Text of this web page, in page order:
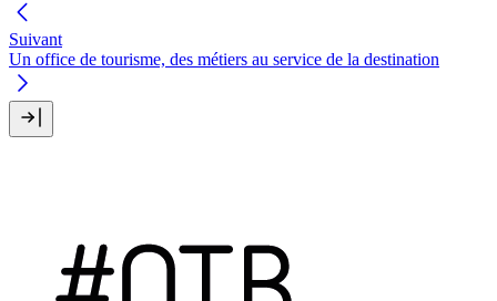
Suivant
Un office de tourisme, des métiers au service de la destination